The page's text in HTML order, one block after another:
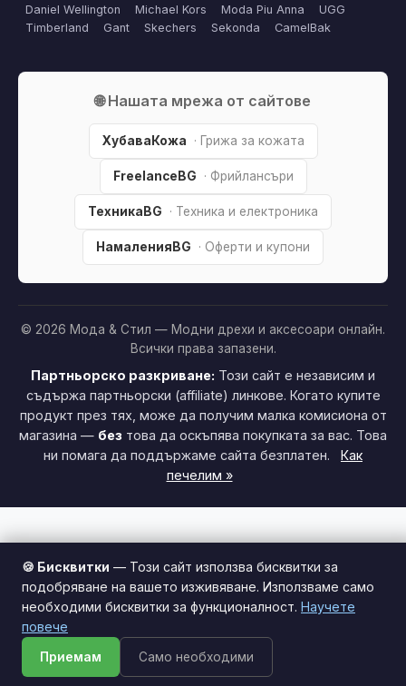
Daniel Wellington
Michael Kors Moda Piu Anna
UGG
Timberland
Gant Skechers Sekonda CamelBak
🌐 Нашата мрежа от сайтове
ХубаваКожа · Грижа за кожата
FreelanceBG · Фрийлансъри
ТехникаBG · Техника и електроника
НамаленияBG · Оферти и купони
© 2026 Мода & Стил — Модни дрехи и аксесоари онлайн.
Всички права запазени.
Партньорско разкриване: Този сайт е независим и
съдържа партньорски (affiliate) линкове. Когато купите
продукт през тях, може да получим малка комисиона от
магазина — без това да оскъпява покупката за вас. Това
ни помага да поддържаме сайта безплатен.
Как
печелим »
Този сайт използва бисквитки за по-добро потребителско
Приемам
🍪 Бисквитки — Този сайт използва бисквитки за
подобряване на вашето изживяване. Използваме само
необходими бисквитки за функционалност. Научете
повече
Приемам Само необходими